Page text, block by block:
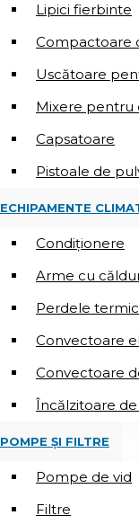
Lipici fierbinte
Compactoare
Uscătoare
Mixere pentru
Capsatoare
Pistoale de
ECHIPAMENTE
Condiționere
Arme cu
Perdele
Convectoare
Convectoare
Încălzitoare
POMPE ȘI FILTRE
Pompe de vid
Filtre